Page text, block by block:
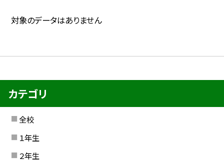
対象のデータはありません
カテゴリ
全校
１年生
２年生